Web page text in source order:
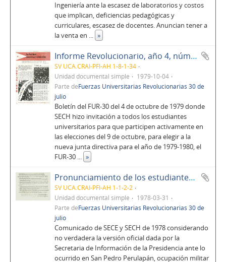
Ingeniería ante la escasez de laboratorios y costos
que implican, deficiencias pedagógicas y
curriculares, escasez de docentes. Anuncian tener a
la venta en ... »
Informe Revolucionario, año 4, número 39
SV UCA.CRAI-PFI-AH 1-8-1-34
Unidad documental simple
1979-10-04
Parte deFuerzas Universitarias Revolucionarias 30 de
julio
Boletín del FUR-30 del 4 de octubre de 1979 donde
SECH hizo invitación a todos los estudiantes
universitarios para que participen activamente en
las elecciones del 9 de octubre, para elegir a la
nueva junta directiva para el año de 1979-1980, el
FUR-30 ... »
Pronunciamiento de los estudiantes de la Universidad Centroamericana "José Simeón Cañas" (UCA) en torno a los hechos de San Pedro Perulapán
SV UCA.CRAI-PFI-AH 1-1-2-2
Unidad documental simple
1978-03-31
Parte deFuerzas Universitarias Revolucionarias 30 de
julio
Comunicado de SECE y SECH de 1978 considerando
no verdadera la versión oficial dada por la
Secretaria de Información de la Presidencia ante lo
ocurrido en San Pedro Perulapán, ocupación militar